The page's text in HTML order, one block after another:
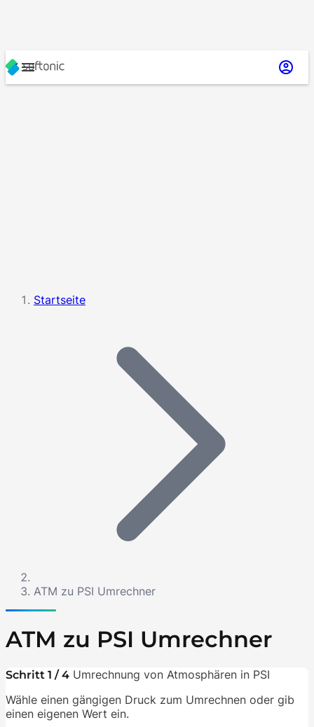
Startseite
ATM zu PSI Umrechner
ATM zu PSI Umrechner
Schritt 1 / 4 Umrechnung von Atmosphären in PSI
Wähle einen gängigen Druck zum Umrechnen oder gib
einen eigenen Wert ein.